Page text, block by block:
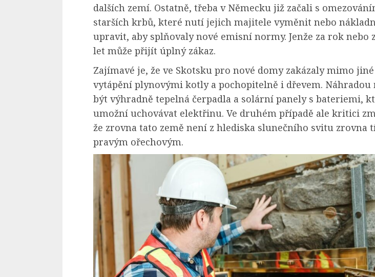
dalších zemí. Ostatně, třeba v Německu již začali s
starších krbů, které nutí jejich majitele vyměnit nebo
upravit, aby splňovaly nové emisní normy. Jenže za rok nebo
let může přijít úplný zákaz.
Zajímavé je, že ve Skotsku pro nové domy zakázaly mimo
vytápění plynovými kotly a pochopitelně i dřevem. Náhradou
být výhradně tepelná čerpadla a solární panely s bateriemi,
umožní uchovávat elektřinu. Ve druhém případě ale kritici
že zrovna tato země není z hlediska slunečního svitu zrovna
pravým ořechovým.